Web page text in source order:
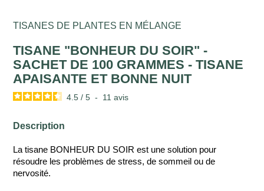
TISANES DE PLANTES EN MÉLANGE
TISANE "BONHEUR DU SOIR" -
SACHET DE 100 GRAMMES - TISANE
APAISANTE ET BONNE NUIT
4.5 / 5 - 11avis
Description
La tisane BONHEUR DU SOIR est une solution pour
résoudre les problèmes de stress, de sommeil ou de
nervosité.